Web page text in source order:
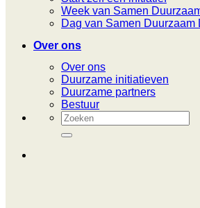
Week van Samen
Dag van Samen Duurzaam
Over ons
Over ons
Duurzame initiatieven
Duurzame partners
Bestuur